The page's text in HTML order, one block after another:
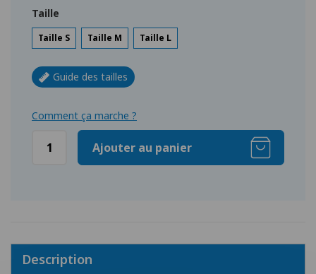
Taille
Taille S Taille M Taille L
Guide des tailles
Comment ça marche ?
Ajouter au panier
Description